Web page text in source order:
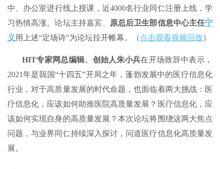
中、办公室进行线上授课，近4000名行业同仁注册上线，学
习热情高涨。论坛主持嘉宾、 原总后卫生部信息中心主任宁
义用上述“定场诗”为论坛拉开帷幕。（ 点击观看视频回放）
HIT专家网总编辑、 创始人朱小兵在开场致辞中表示，
2021年是我国“十四五”开局之年，蓬勃发展中的医疗信息化
行业，对于高质量发展的时代命题，也面临着两大挑战：医
疗信息化，应该如何助推医院高质量发展？医疗信息化，应
该如何实现自身的高质量发展？本次论坛将围绕这两大焦点
问题，与业界同仁持续深入探讨，问道医疗信息化高质量发
展。